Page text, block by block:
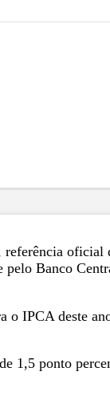
oficial
Banco
IPCA deste
1,5 ponto